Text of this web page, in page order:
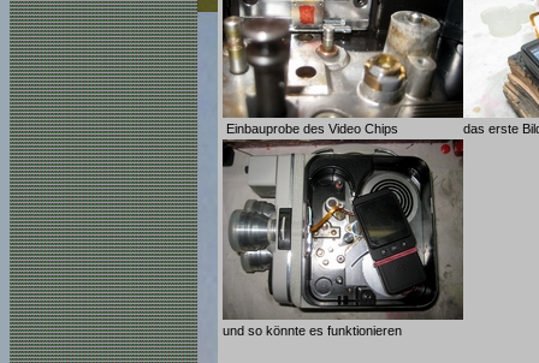
Einbauprobe des Video Chips das erste
und so könnte es funktionieren